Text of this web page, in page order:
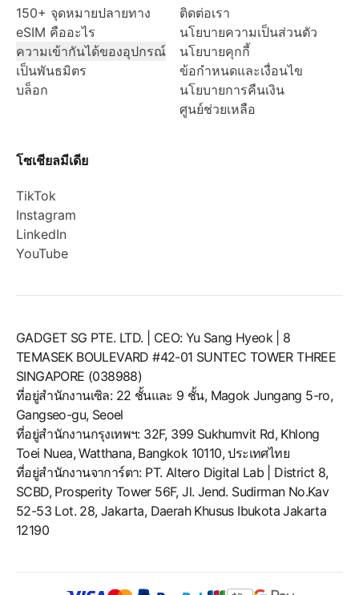
150+ จุดหมายปลายทาง
eSIM คืออะไร
ความเข้ากันได้ของอุปกรณ์
เป็นพันธมิตร
บล็อก
ติดต่อเรา
นโยบายความเป็นส่วนตัว
นโยบายคุกกี้
ข้อกำหนดและเงื่อนไข
นโยบายการคืนเงิน
ศูนย์ช่วยเหลือ
โซเชียลมีเดีย
TikTok
Instagram
LinkedIn
YouTube
GADGET SG PTE. LTD. | CEO: Yu Sang Hyeok | 8
TEMASEK BOULEVARD #42-01 SUNTEC TOWER THREE
SINGAPORE (038988)
ที่อยู่สำนักงานเซิล: 22 ชั้นและ 9 ชั้น, Magok Jungang 5-ro,
Gangseo-gu, Seoel
ที่อยู่สำนักงานกรุงเทพฯ: 32F, 399 Sukhumvit Rd, Khlong
Toei Nuea, Watthana, Bangkok 10110, ประเทศไทย
ที่อยู่สำนักงานจาการ์ตา: PT. Altero Digital Lab | District 8,
SCBD, Prosperity Tower 56F, Jl. Jend. Sudirman No.Kav
52-53 Lot. 28, Jakarta, Daerah Khusus Ibukota Jakarta
12190